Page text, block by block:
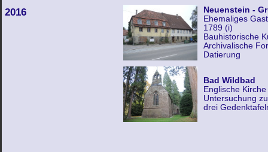
2016
Neuenstein -
Ehemaliges
1789 (i)
Bauhistorische
Archivalische
Datierung
Bad Wildbad
Englische
Untersuchung
drei